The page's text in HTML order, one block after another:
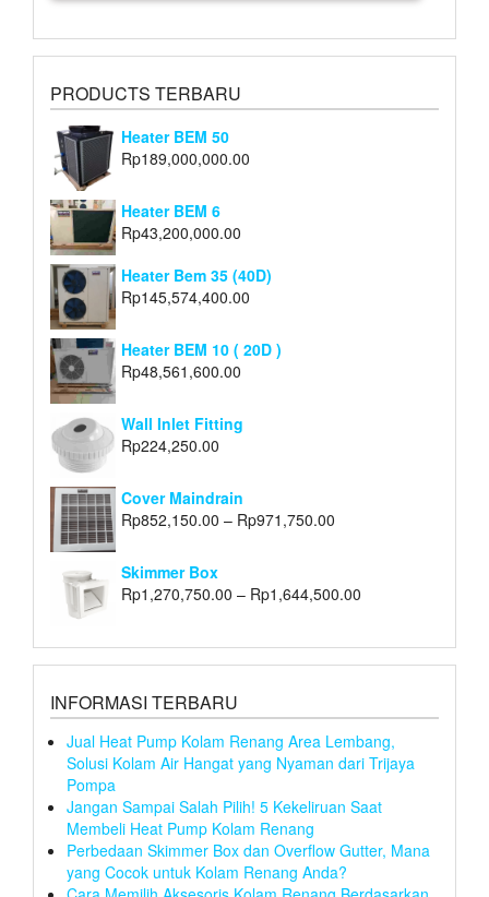
PRODUCTS TERBARU
Heater BEM 50
Rp189,000,000.00
Heater BEM 6
Rp43,200,000.00
Heater Bem 35 (40D)
Rp145,574,400.00
Heater BEM 10 ( 20D )
Rp48,561,600.00
Wall Inlet Fitting
Rp224,250.00
Cover Maindrain
Rp852,150.00 – Rp971,750.00
Skimmer Box
Rp1,270,750.00 – Rp1,644,500.00
INFORMASI TERBARU
Jual Heat Pump Kolam Renang Area Lembang,
Solusi Kolam Air Hangat yang Nyaman dari Trijaya
Pompa
Jangan Sampai Salah Pilih! 5 Kekeliruan Saat
Membeli Heat Pump Kolam Renang
Perbedaan Skimmer Box dan Overflow Gutter, Mana
yang Cocok untuk Kolam Renang Anda?